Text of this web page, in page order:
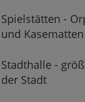
Spielstätten -
und Kasematten
Stadthalle -
der Stadt